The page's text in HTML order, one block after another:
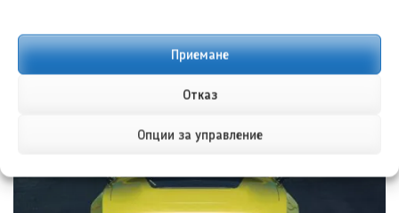
Приемане
Отказ
Опции за управление
Форд планира електрически пикап под 40 000 долара
ГЕОРГИ ВАСИЛЕВ